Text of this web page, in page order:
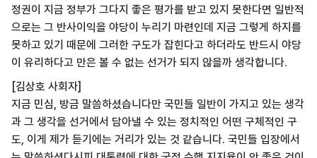
정권이 지금 정부가 그다지 좋은 평가를 받고 있지 못한다면 일반적
으로는 그 반사이익을 야당이 누리기 마련인데 지금 그렇게 하지를
못하고 있기 때문에 그러한 구도가 잡힌다고 하더라도 반드시 야당
이 유리하다고 만은 볼 수 없는 선거가 되지 않을까 생각합니다.
[김상호 사회자]
지금 민심, 방금 말씀하셨습니다만 국민들 일반이 가지고 있는 생각
과 그 생각을 선거에서 담아낼 수 있는 정치적인 어떤 구체적인 구
도, 이게 제가 듣기에는 거리가 있는 것 같습니다. 국민들 입장에서